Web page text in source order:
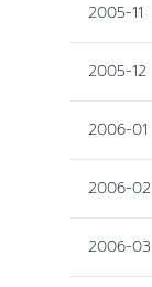
2005-11
2005-12
2006-01
2006-02
2006-03